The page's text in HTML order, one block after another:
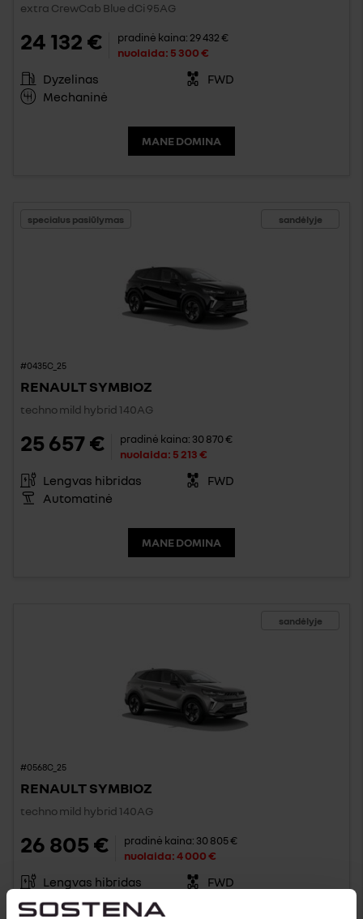
extra CrewCab Blue dCi 95AG
24 132 € pradinė kaina: 29 432 €
nuolaida: 5 300 €
Dyzelinas
FWD
Mechaninė
MANE DOMINA
sandėlyje
specialus pasiūlymas
#0435C_25
RENAULT SYMBIOZ
techno mild hybrid 140AG
25 657 € pradinė kaina: 30 870 €
nuolaida: 5 213 €
Lengvas hibridas
FWD
Automatinė
MANE DOMINA
sandėlyje
#0568C_25
RENAULT SYMBIOZ
techno mild hybrid 140AG
26 805 € pradinė kaina: 30 805 €
nuolaida:4 000 €
Lengvas hibridas
FWD
Automatinė